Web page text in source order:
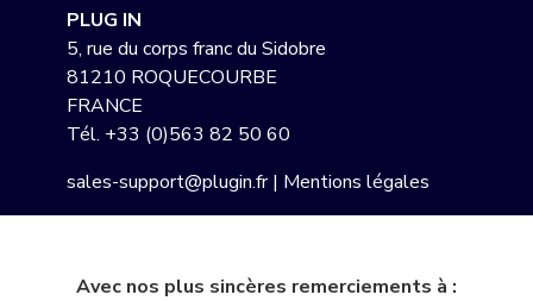
PLUG IN
5, rue du corps franc du Sidobre
81210 ROQUECOURBE
FRANCE
Tél. +33 (0)563 82 50 60
sales-support@plugin.fr| Mentions légales
Avec nos plus sincères remerciements à :